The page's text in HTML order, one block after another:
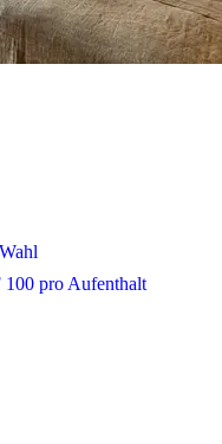
100 pro Aufenthalt